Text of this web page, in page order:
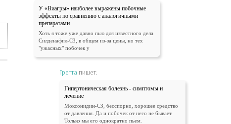
У «Виагры» наиболее выражены побочные
эффекты по сравнению с аналогичными
препаратами
Хоть я тоже уже давно пью для известного дела
Силденафил-СЗ, в общем из-за цены, но тех
"ужасных" побочек у
Гретта пишет:
Гипертоническая болезнь - симптомы и
лечение
Моксонидин-СЗ, бесспорно, хорошее средство
от давления. Да и побочек от него не бывает.
Только мы его однократно пьем.